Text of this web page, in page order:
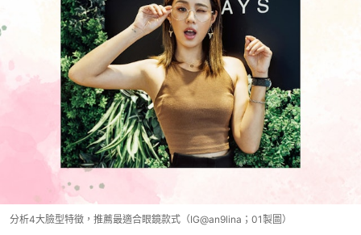
分析4大臉型特徵，推薦最適合眼鏡款式（IG@an9lina；01製圖）